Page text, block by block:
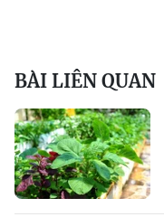
BÀI LIÊN QUAN